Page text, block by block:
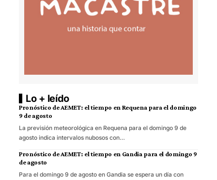
Lo + leído
Pronóstico de AEMET: el tiempo en Requena para el domingo
9 de agosto
La previsión meteorológica en Requena para el domingo 9 de
agosto indica intervalos nubosos con…
Pronóstico de AEMET: el tiempo en Gandia para el domingo 9
de agosto
Para el domingo 9 de agosto en Gandia se espera un día con